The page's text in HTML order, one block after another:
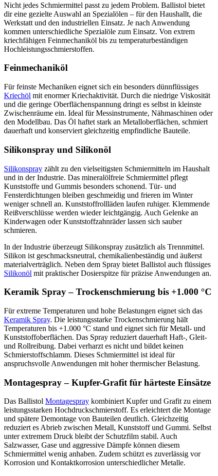
Nicht jedes Schmiermittel passt zu jedem Problem. Ballistol bietet
dir eine gezielte Auswahl an Spezialölen – für den Haushallt, die
Werkstatt und den industriellen Einsatz. Je nach Anwendung
kommen unterschiedliche Spezialöle zum Einsatz. Von extrem
kriechfähigen Feinmechaniköl bis zu temperaturbeständigen
Hochleistungsschmierstoffen.
Feinmechaniköl
Für feinste Mechaniken eignet sich ein besonders dünnflüssiges
Kriechöl mit enormer Kriechaktivität. Durch die niedrige Viskosität
und die geringe Oberflächenspannung dringt es selbst in kleinste
Zwischenräume ein. Ideal für Messinstrumente, Nähmaschinen oder
den Modellbau. Das Öl haftet stark an Metalloberflächen, schmiert
dauerhaft und konserviert gleichzeitig empfindliche Bauteile.
Silikonspray und Silikonöl
Silikonspray zählt zu den vielseitigsten Schmiermitteln im Haushalt
und in der Industrie. Das mineralölfreie Schmiermittel pflegt
Kunststoffe und Gummis besonders schonend. Tür- und
Fensterdichtungen bleiben geschmeidig und frieren im Winter
weniger schnell an. Kunststoffrollläden laufen ruhiger. Klemmende
Reißverschlüsse werden wieder leichtgängig. Auch Gelenke an
Kinderwagen oder Kunststoffzahnräder lassen sich sauber
schmieren.
In der Industrie überzeugt Silikonspray zusätzlich als Trennmittel.
Silikon ist geschmacksneutral, chemikalienbeständig und äußerst
materialverträglich. Neben dem Spray bietet Ballistol auch flüssiges
Silikonöl mit praktischer Dosierspitze für präzise Anwendungen an.
Keramik Spray – Trockenschmierung bis +1.000 °C
Für extreme Temperaturen und hohe Belastungen eignet sich das
Keramik Spray. Die leistungsstarke Trockenschmierung hält
Temperaturen bis +1.000 °C stand und eignet sich für Metall- und
Kunststoffoberflächen. Das Spray reduziert dauerhaft Haft-, Gleit-
und Rollreibung. Dabei verharzt es nicht und bildet keinen
Schmierstoffschlamm. Dieses Schmiermittel ist ideal für
anspruchsvolle Anwendungen mit hoher thermischer Belastung.
Montagespray – Kupfer-Grafit für härteste Einsätze
Das Ballistol Montagespray kombiniert Kupfer und Grafit zu einem
leistungsstarken Hochdruckschmierstoff. Es erleichtert die Montage
und spätere Demontage von Bauteilen deutlich. Gleichzeitig
reduziert es Abrieb zwischen Metall, Kunststoff und Gummi. Selbst
unter extremem Druck bleibt der Schutzfilm stabil. Auch
Salzwasser, Gase und aggressive Dämpfe können diesem
Schmiermittel wenig anhaben. Zudem schützt es zuverlässig vor
Korrosion und Kontaktkorrosion unterschiedlicher Metalle.